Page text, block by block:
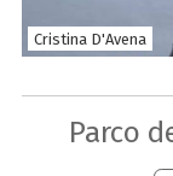
Cristina D'Avena
Parco